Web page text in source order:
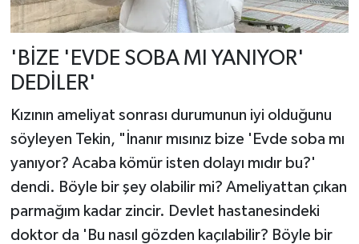
'BİZE 'EVDE SOBA MI YANIYOR'
DEDİLER'
Kızının ameliyat sonrası durumunun iyi olduğunu
söyleyen Tekin, "İnanır mısınız bize 'Evde soba mı
yanıyor? Acaba kömür isten dolayı mıdır bu?'
dendi. Böyle bir şey olabilir mi? Ameliyattan çıkan
parmağım kadar zincir. Devlet hastanesindeki
doktor da 'Bu nasıl gözden kaçılabilir? Böyle bir